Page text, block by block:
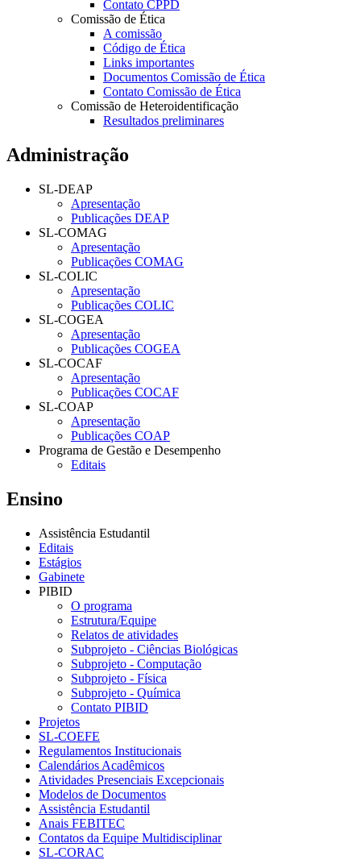
Contato CPPD
Comissão de Ética
A comissão
Código de Ética
Links importantes
Documentos Comissão de Ética
Contato Comissão de Ética
Comissão de Heteroidentificação
Resultados preliminares
Administração
SL-DEAP
Apresentação
Publicações DEAP
SL-COMAG
Apresentação
Publicações COMAG
SL-COLIC
Apresentação
Publicações COLIC
SL-COGEA
Apresentação
Publicações COGEA
SL-COCAF
Apresentação
Publicações COCAF
SL-COAP
Apresentação
Publicações COAP
Programa de Gestão e Desempenho
Editais
Ensino
Assistência Estudantil
Editais
Estágios
Gabinete
PIBID
O programa
Estrutura/Equipe
Relatos de atividades
Subprojeto - Ciências Biológicas
Subprojeto - Computação
Subprojeto - Física
Subprojeto - Química
Contato PIBID
Projetos
SL-COEFE
Regulamentos Institucionais
Calendários Acadêmicos
Atividades Presenciais Excepcionais
Modelos de Documentos
Assistência Estudantil
Anais FEBITEC
Contatos da Equipe Multidisciplinar
SL-CORAC